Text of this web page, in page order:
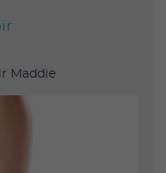
Maddie